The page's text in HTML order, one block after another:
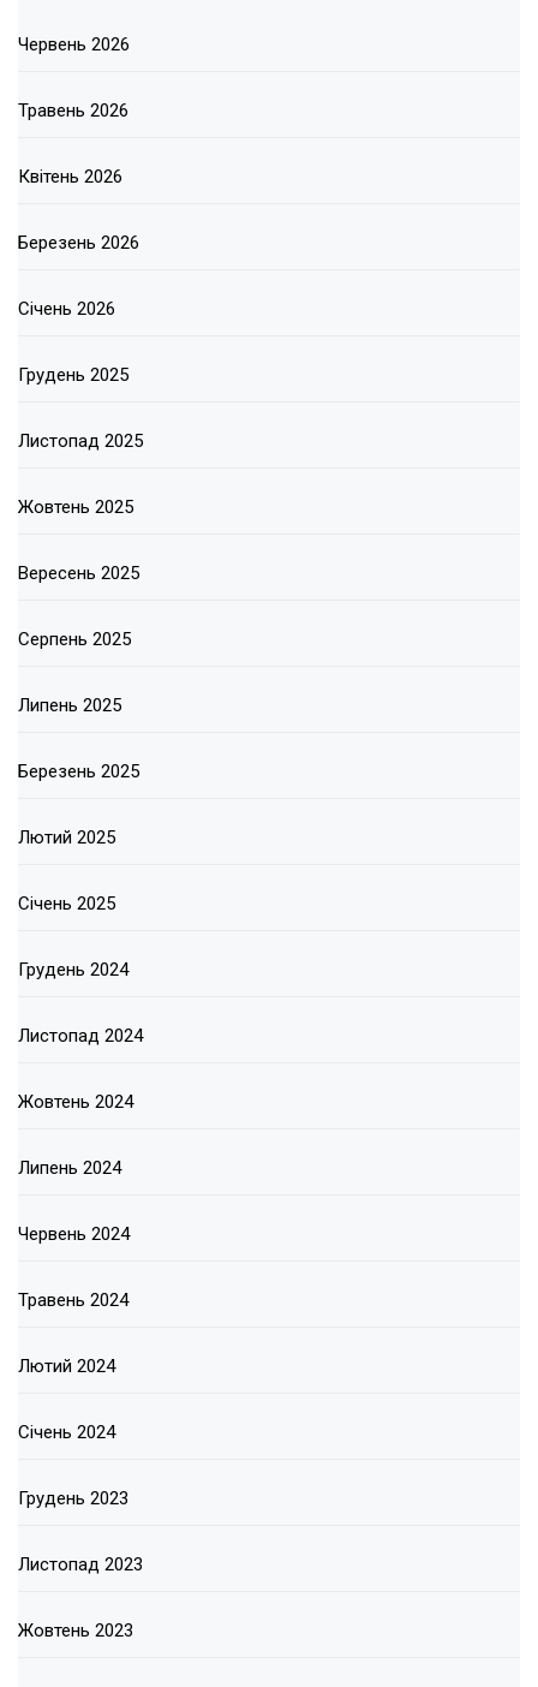
Червень 2026
Травень 2026
Квітень 2026
Березень 2026
Січень 2026
Грудень 2025
Листопад 2025
Жовтень 2025
Вересень 2025
Серпень 2025
Липень 2025
Березень 2025
Лютий 2025
Січень 2025
Грудень 2024
Листопад 2024
Жовтень 2024
Липень 2024
Червень 2024
Травень 2024
Лютий 2024
Січень 2024
Грудень 2023
Листопад 2023
Жовтень 2023